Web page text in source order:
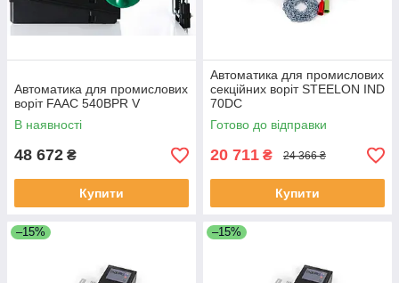
Автоматика для промислових
воріт FAAC 540BPR V
В наявності
48 672 ₴
Купити
Автоматика для промислових
секційних воріт STEELON IND
70DC
Готово до відправки
20 711 ₴ 24 366 ₴
Купити
–15% –15%